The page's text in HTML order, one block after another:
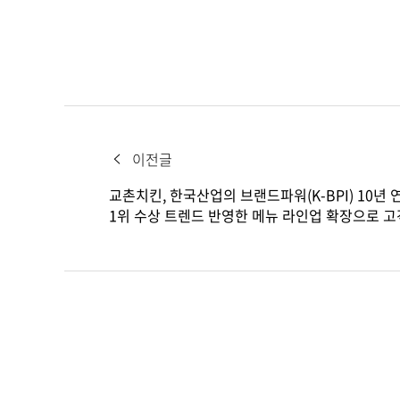
이전글
교촌치킨, 한국산업의 브랜드파워(K-BPI) 10년
1위 수상 트렌드 반영한 메뉴 라인업 확장으로